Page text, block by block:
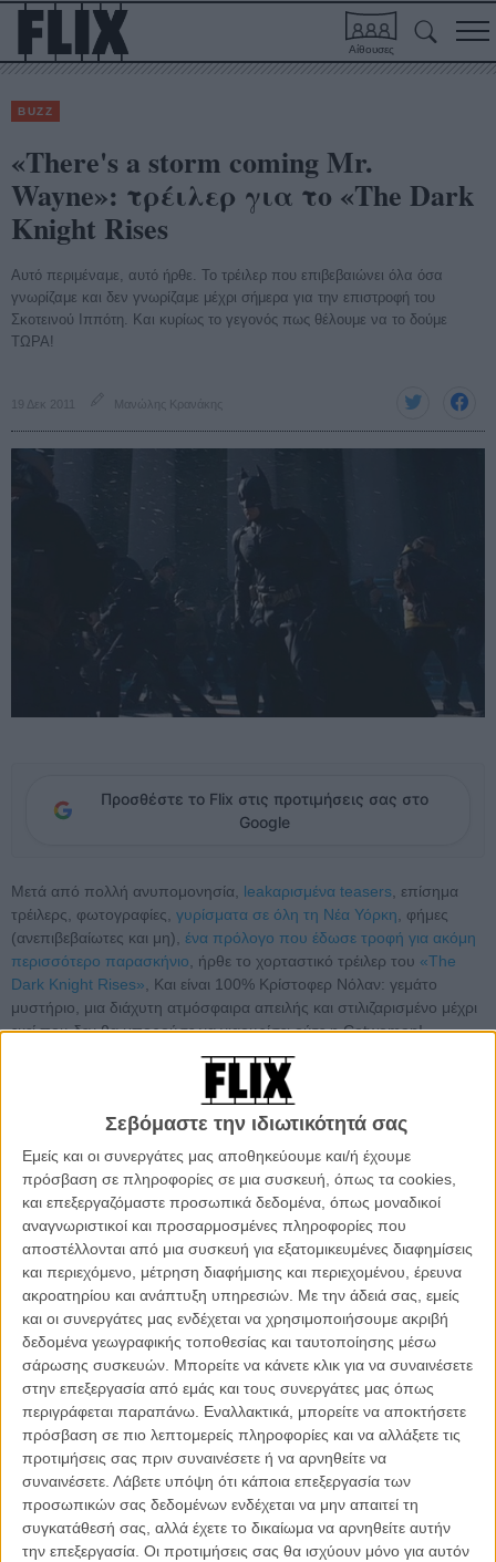
Σεβόμαστε την ιδιωτικότητά σας
Εμείς και οι συνεργάτες μας αποθηκεύουμε και/ή έχουμε
πρόσβαση σε πληροφορίες σε μια συσκευή, όπως τα cookies,
και επεξεργαζόμαστε προσωπικά δεδομένα, όπως μοναδικοί
αναγνωριστικοί και προσαρμοσμένες πληροφορίες που
αποστέλλονται από μια συσκευή για εξατομικευμένες διαφημίσεις
και περιεχόμενο, μέτρηση διαφήμισης και περιεχομένου, έρευνα
ακροατηρίου και ανάπτυξη υπηρεσιών. Με την άδειά σας, εμείς
και οι συνεργάτες μας ενδέχεται να χρησιμοποιήσουμε ακριβή
δεδομένα γεωγραφικής τοποθεσίας και ταυτοποίησης μέσω
σάρωσης συσκευών. Μπορείτε να κάνετε κλικ για να συναινέσετε
στην επεξεργασία από εμάς και τους συνεργάτες μας όπως
περιγράφεται παραπάνω. Εναλλακτικά, μπορείτε να αποκτήσετε
πρόσβαση σε πιο λεπτομερείς πληροφορίες και να αλλάξετε τις
προτιμήσεις σας πριν συναινέσετε ή να αρνηθείτε να
συναινέσετε. Λάβετε υπόψη ότι κάποια επεξεργασία των
προσωπικών σας δεδομένων ενδέχεται να μην απαιτεί τη
συγκατάθεσή σας, αλλά έχετε το δικαίωμα να αρνηθείτε αυτήν
την επεξεργασία. Οι προτιμήσεις σας θα ισχύουν μόνο για αυτόν
Αίθουσες
BUZZ
«There's a storm coming Mr.
Wayne»: τρέιλερ για το «Τhe Dark
Knight Rises
Αυτό περιμέναμε, αυτό ήρθε. Το τρέιλερ που επιβεβαιώνει όλα όσα
γνωρίζαμε και δεν γνωρίζαμε μέχρι σήμερα για την επιστροφή του
Σκοτεινού Ιππότη. Και κυρίως το γεγονός πως θέλουμε να το δούμε
ΤΩΡΑ!
19 Δεκ 2011 Μανώλης Κρανάκης
Προσθέστε το Flix στις προτιμήσεις σας στο
Google
Μετά από πολλή ανυπομονησία, leakαρισμένα teasers , επίσημα
τρέιλερς, φωτογραφίες, γυρίσματα σε όλη τη Νέα Υόρκη , φήμες
(ανεπιβεβαίωτες και μη), ένα πρόλογο που έδωσε τροφή για ακόμη
περισσότερο παρασκήνιο , ήρθε το χορταστικό τρέιλερ του «Τhe
Dark Knight Rises» , Και είναι 100% Κρίστοφερ Νόλαν: γεμάτο
μυστήριο, μια διάχυτη ατμόσφαιρα απειλής και στιλιζαρισμένο μέχρι
εκεί που δεν θα μπορούσε να νιαουρίσει ούτε η Catwoman!
Μπορεί η ειρήνη στο Γκόθαμ Σίτι να είναι κάτι που κρατάει λίγο,
αλλά τίποτα δεν μοιάζει «λίγο» στα δύο αυτά λεπτά που σώζουν δια
παντός τη φήμη τηςΑν Χάθαγουεϊ - Catwoman, θυμίζουν το πόσο
ιδανικός είναι ο Μάικλ Κέιν στο ρόλο του Αλφρεντ, κάνουν τον Τομ
Χάρντι («Mπέιν») έναν ήδη κλασικό κακό, προσφέρουν μια τζούρα
Μαριόν Κοτιγιάρ (και Τζόζεφ Γκόρντον Λέβιτ), διαθέτουνμακράν τον
πιο μελαγχολικό Μπάτμαν όλων των εποχών, μια σκηνή δράσης
άνευ προηγουμένου και επομένου και δείχνουν - επιτέλους - πως το
«epic conclusion» που διαφημίζεται τόσο καιρό είναι όντως επικό.
Αν όχι κάτι παραπάνω...
Και επειδή έχουμε πολλά ακόμη να δούμε μέχρι το καλοκαίρι του
2012 δώστε βάση!
Tags: The Dark Knight Rises, ΝΟΛΑΝ, ΜΠΕΪΛ